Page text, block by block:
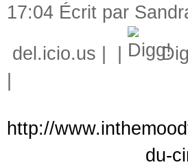
17:04 Écrit par
del.icio.us
http://
du-